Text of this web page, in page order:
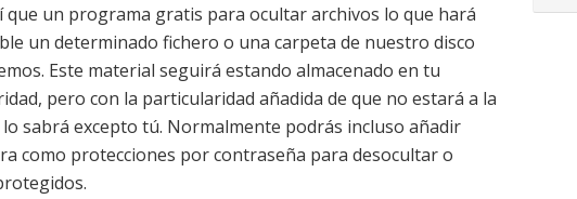
que un programa gratis para ocultar archivos lo que hará
un determinado fichero o una carpeta de nuestro disco
Este material seguirá estando almacenado en tu
pero con la particularidad añadida de que no estará a la
lo sabrá excepto tú. Normalmente podrás incluso añadir
como protecciones por contraseña para desocultar o